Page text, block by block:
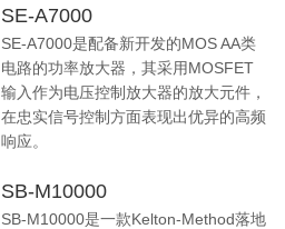
SE-A7000
SE-A7000是配备新开发的MOS AA类
电路的功率放大器，其采用MOSFET
输入作为电压控制放大器的放大元件，
在忠实信号控制方面表现出优异的高频
响应。
SB-M10000
SB-M10000是一款Kelton-Method落地